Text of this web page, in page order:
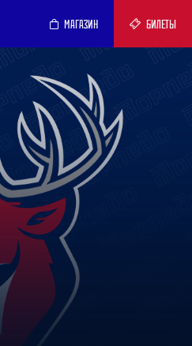
МАГАЗИН БИЛЕТЫ